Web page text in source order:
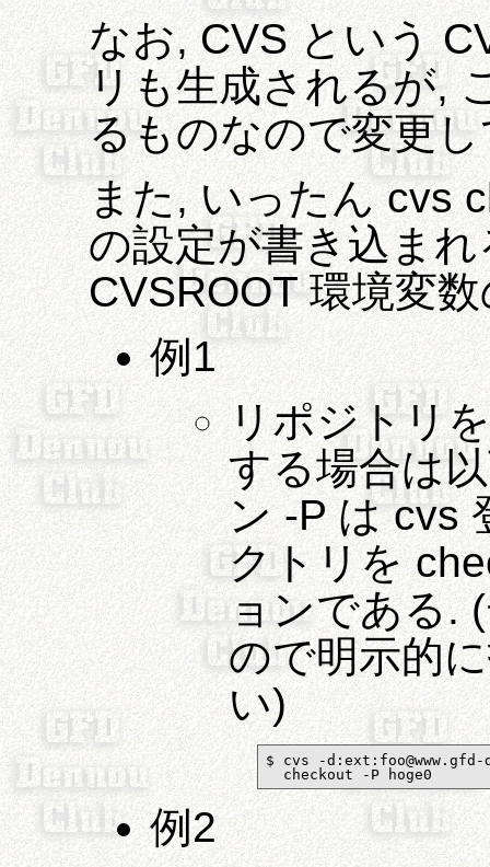
なお, CVS という
リも生成されるが,
るものなので変更
また, いったん cvs
の設定が書き込ま
CVSROOT 環境変
例1
リポジトリ
する場合は
ン -P は cvs
クトリを
ョンである.
ので明示的
い)
$ cvs -
  checkout -P hoge0
例2